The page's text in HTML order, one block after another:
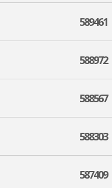
589461
588972
588567
588303
587409